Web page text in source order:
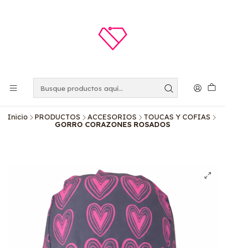
Inicio PRODUCTOS ACCESORIOS
TOUCAS Y COFIAS
GORRO CORAZONES ROSADOS